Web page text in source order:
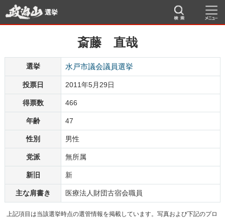
選挙
斎藤 直哉
選挙 水戸市議会議員選挙
投票日 2011年5月29日
得票数 466
年齢 47
性別 男性
党派 無所属
新旧 新
主な肩書き 医療法人財団古宿会職員
上記項目は当該選挙時点の選管情報を掲載しています。写真および下記のプロ